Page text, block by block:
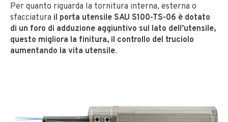
Per quanto riguarda la tornitura interna, esterna o
sfacciatura il porta utensile SAU S100-TS-06 è dotato
di un foro di adduzione aggiuntivo sul lato dell’utensile,
questo migliora la finitura, il controllo del truciolo
aumentando la vita utensile.